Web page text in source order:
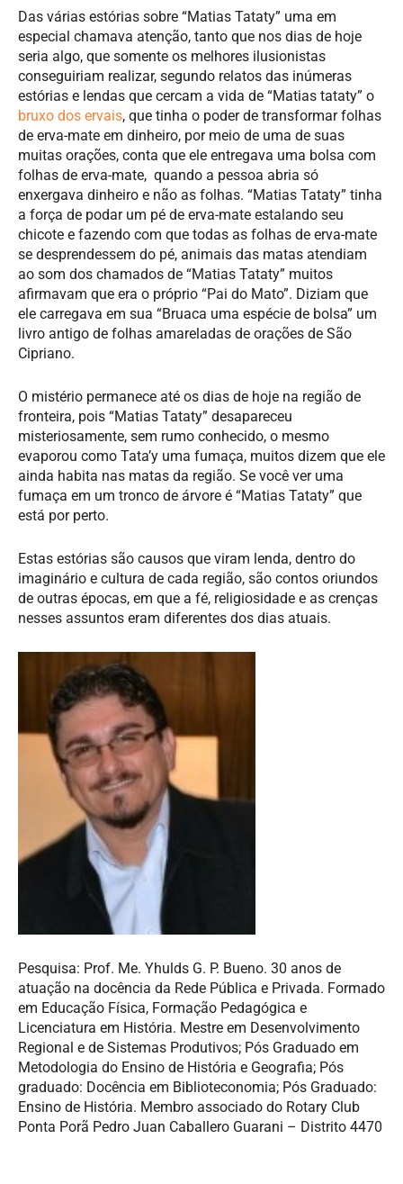
Das várias estórias sobre “Matias Tataty” uma em
especial chamava atenção, tanto que nos dias de hoje
seria algo, que somente os melhores ilusionistas
conseguiriam realizar, segundo relatos das inúmeras
estórias e lendas que cercam a vida de “Matias tataty” o
bruxo dos ervais, que tinha o poder de transformar folhas
de erva-mate em dinheiro, por meio de uma de suas
muitas orações, conta que ele entregava uma bolsa com
folhas de erva-mate, quando a pessoa abria só
enxergava dinheiro e não as folhas. “Matias Tataty” tinha
a força de podar um pé de erva-mate estalando seu
chicote e fazendo com que todas as folhas de erva-mate
se desprendessem do pé, animais das matas atendiam
ao som dos chamados de “Matias Tataty” muitos
afirmavam que era o próprio “Pai do Mato”. Diziam que
ele carregava em sua “Bruaca uma espécie de bolsa” um
livro antigo de folhas amareladas de orações de São
Cipriano.
O mistério permanece até os dias de hoje na região de
fronteira, pois “Matias Tataty” desapareceu
misteriosamente, sem rumo conhecido, o mesmo
evaporou como Tata’y uma fumaça, muitos dizem que ele
ainda habita nas matas da região. Se você ver uma
fumaça em um tronco de árvore é “Matias Tataty” que
está por perto.
Estas estórias são causos que viram lenda, dentro do
imaginário e cultura de cada região, são contos oriundos
de outras épocas, em que a fé, religiosidade e as crenças
nesses assuntos eram diferentes dos dias atuais.
Pesquisa: Prof. Me. Yhulds G. P. Bueno. 30 anos de
atuação na docência da Rede Pública e Privada. Formado
em Educação Física, Formação Pedagógica e
Licenciatura em História. Mestre em Desenvolvimento
Regional e de Sistemas Produtivos; Pós Graduado em
Metodologia do Ensino de História e Geografia; Pós
graduado: Docência em Biblioteconomia; Pós Graduado:
Ensino de História. Membro associado do Rotary Club
Ponta Porã Pedro Juan Caballero Guarani – Distrito 4470